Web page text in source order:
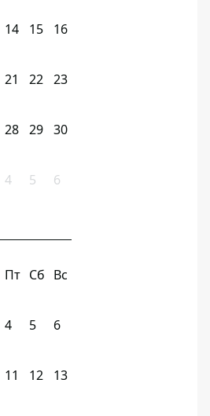
14 15 16
21 22 23
28 29 30
4 5 6
Пт Сб Вс
4 5 6
11 12 13